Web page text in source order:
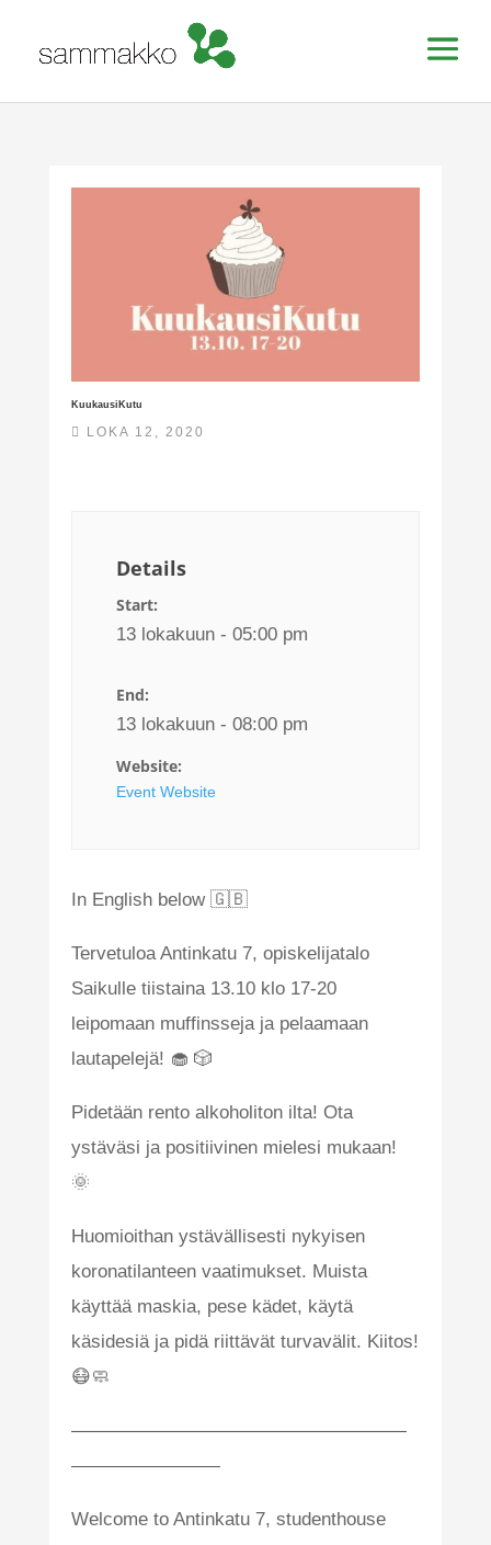
KuukausiKutu
LOKA 12, 2020
Details
Start:
13 lokakuun - 05:00 pm
End:
13 lokakuun - 08:00 pm
Website:
Event Website
In English below 🇬🇧
Tervetuloa Antinkatu 7, opiskelijatalo
Saikulle tiistaina 13.10 klo 17-20
leipomaan muffinsseja ja pelaamaan
lautapelejä! 🧁 🎲
Pidetään rento alkoholiton ilta! Ota
ystäväsi ja positiivinen mielesi mukaan!
🌞
Huomioithan ystävällisesti nykyisen
koronatilanteen vaatimukset. Muista
käyttää maskia, pese kädet, käytä
käsidesiä ja pidä riittävät turvavälit. Kiitos!
😷🧼
——————————————————
————————
Welcome to Antinkatu 7, studenthouse